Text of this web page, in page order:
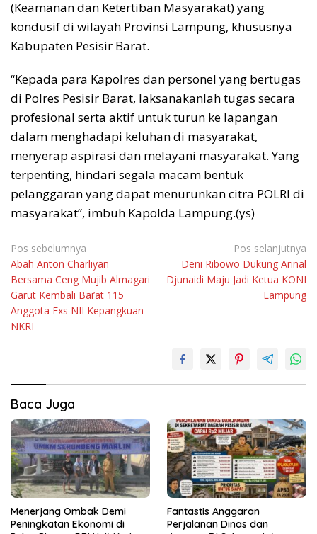
(Keamanan dan Ketertiban Masyarakat) yang
kondusif di wilayah Provinsi Lampung, khususnya
Kabupaten Pesisir Barat.
“Kepada para Kapolres dan personel yang bertugas
di Polres Pesisir Barat, laksanakanlah tugas secara
profesional serta aktif untuk turun ke lapangan
dalam menghadapi keluhan di masyarakat,
menyerap aspirasi dan melayani masyarakat. Yang
terpenting, hindari segala macam bentuk
pelanggaran yang dapat menurunkan citra POLRI di
masyarakat”, imbuh Kapolda Lampung.(ys)
Navigasi
pos
Pos sebelumnya
Abah Anton Charliyan
Bersama Ceng Mujib Almagari
Garut Kembali Bai’at 115
Anggota Exs NII Kepangkuan
NKRI
Pos selanjutnya
Deni Ribowo Dukung Arinal
Djunaidi Maju Jadi Ketua KONI
Lampung
Baca Juga
Menerjang Ombak Demi
Peningkatan Ekonomi di
Fantastis Anggaran
Perjalanan Dinas dan